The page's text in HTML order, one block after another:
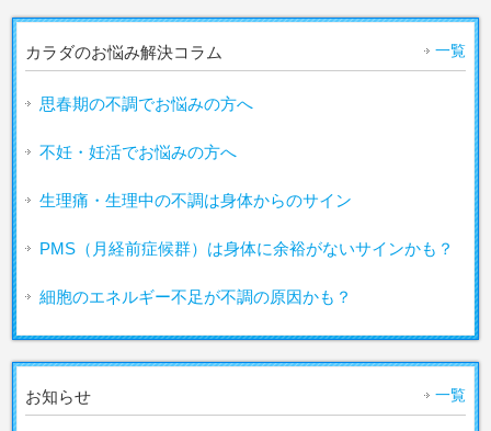
カラダのお悩み解決コラム 一覧
思春期の不調でお悩みの方へ
不妊・妊活でお悩みの方へ
生理痛・生理中の不調は身体からのサイン
PMS（月経前症候群）は身体に余裕がないサインかも？
細胞のエネルギー不足が不調の原因かも？
お知らせ 一覧